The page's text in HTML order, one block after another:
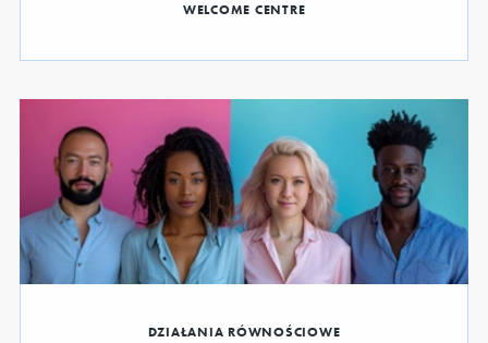
WELCOME CENTRE
DZIAŁANIA RÓWNOŚCIOWE